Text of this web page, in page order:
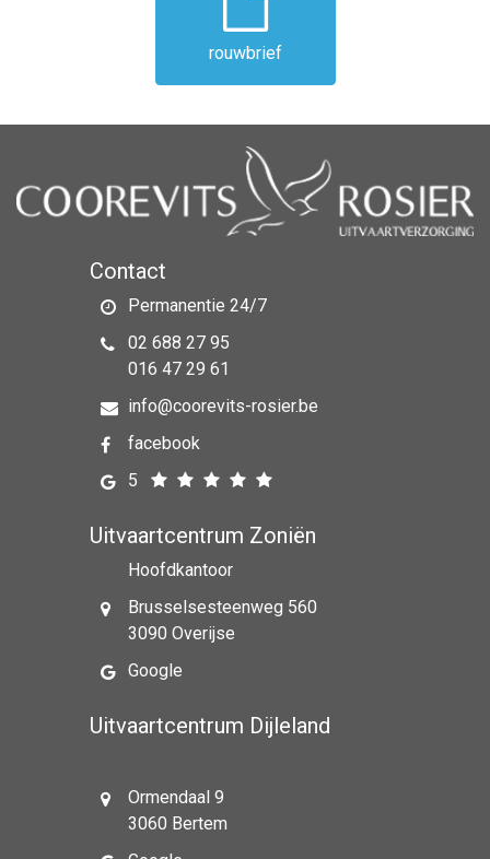
rouwbrief
Contact
Permanentie 24/7
02 688 27 95
016 47 29 61
info@coorevits-rosier.be
facebook
5
Uitvaartcentrum Zoniën
Hoofdkantoor
Brusselsesteenweg 560
3090 Overijse
Google
Uitvaartcentrum Dijleland
Ormendaal 9
3060 Bertem